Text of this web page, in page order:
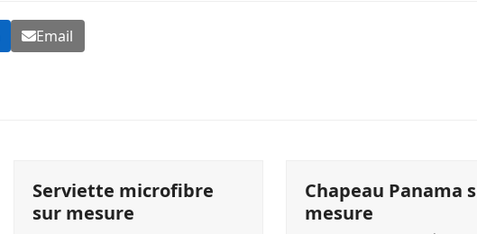
Email
Serviette microfibre
sur mesure
Chapeau Panama
mesure